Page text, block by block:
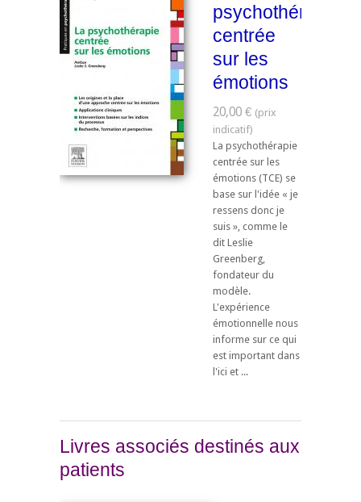
psychothérapie
centrée
sur les
émotions
20,00 €
La psychothérapie
centrée sur les
émotions (TCE) se
base sur l'idée « je
ressens donc je
suis », comme le
dit Leslie
Greenberg,
fondateur du
modèle.
L'expérience
émotionnelle nous
informe sur ce qui
est important dans
l'ici et ...
Livres associés destinés aux
patients